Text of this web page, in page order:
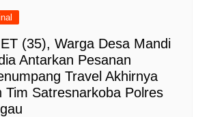
(35), Warga Desa Mandi
Antarkan Pesanan
Travel Akhirnya
Tim Satresnarkoba Polres